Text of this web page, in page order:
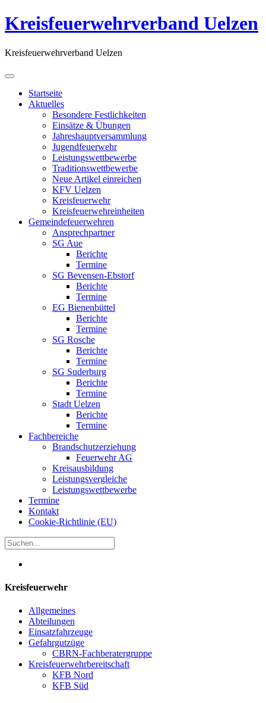
Kreisfeuerwehrverband Uelzen
Kreisfeuerwehrverband Uelzen
Startseite
Aktuelles
Besondere Festlichkeiten
Einsätze & Übungen
Jahreshauptversammlung
Jugendfeuerwehr
Leistungswettbewerbe
Traditionswettbewerbe
Neue Artikel einreichen
KFV Uelzen
Kreisfeuerwehr
Kreisfeuerwehreinheiten
Gemeindefeuerwehren
Ansprechpartner
SG Aue
Berichte
Termine
SG Bevensen-Ebstorf
Berichte
Termine
EG Bienenbüttel
Berichte
Termine
SG Rosche
Berichte
Termine
SG Suderburg
Berichte
Termine
Stadt Uelzen
Berichte
Termine
Fachbereiche
Brandschutzerziehung
Feuerwehr AG
Kreisausbildung
Leistungsvergleiche
Leistungswettbewerbe
Termine
Kontakt
Cookie-Richtlinie (EU)
Kreisfeuerwehr
Allgemeines
Abteilungen
Einsatzfahrzeuge
Gefahrgutzüge
CBRN-Fachberatergruppe
Kreisfeuerwehrbereitschaft
KFB Nord
KFB Süd